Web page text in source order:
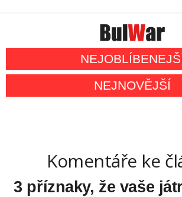
NEJNOVĚJŠÍ
Komentáře ke
3 příznaky, že vaše